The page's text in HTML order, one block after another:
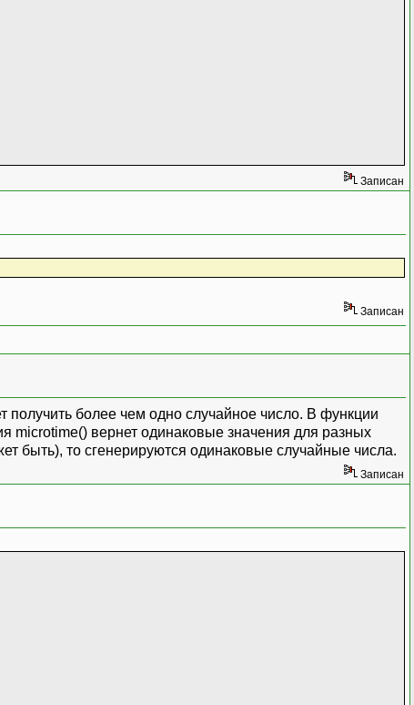
Записан
Записан
получить более чем одно случайное число. В функции
microtime() вернет одинаковые значения для разных
быть), то сгенерируются одинаковые случайные числа.
Записан